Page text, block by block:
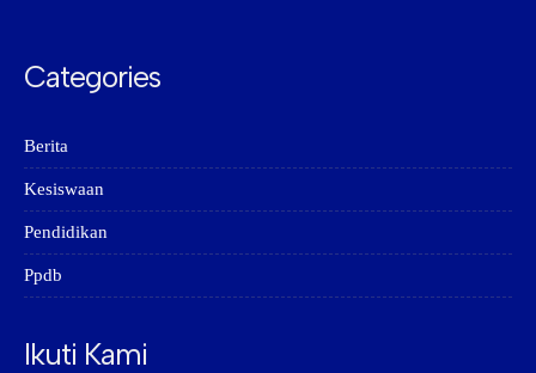
Categories
Berita
Kesiswaan
Pendidikan
Ppdb
Ikuti Kami